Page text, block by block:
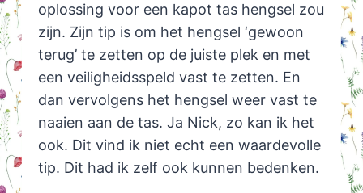
oplossing voor een kapot tas hengsel zou
zijn. Zijn tip is om het hengsel ‘gewoon
terug’ te zetten op de juiste plek en met
een veiligheidsspeld vast te zetten. En
dan vervolgens het hengsel weer vast te
naaien aan de tas. Ja Nick, zo kan ik het
ook. Dit vind ik niet echt een waardevolle
tip. Dit had ik zelf ook kunnen bedenken.